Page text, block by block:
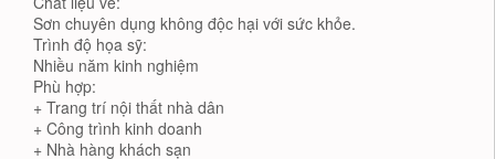
Sơn chuyên dụng không độc hại với sức khỏe.
Trình độ họa sỹ:
Nhiều năm kinh nghiệm
Phù hợp:
+ Trang trí nội thất nhà dân
+ Công trình kinh doanh
+ Nhà hàng khách sạn